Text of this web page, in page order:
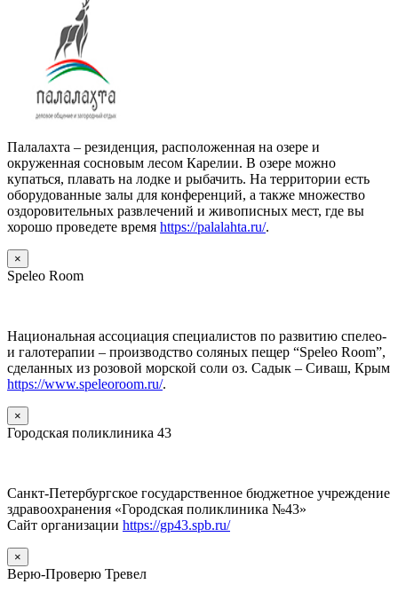
Палалахта – резиденция, расположенная на озере и
окруженная сосновым лесом Карелии. В озере можно
купаться, плавать на лодке и рыбачить. На территории есть
оборудованные залы для конференций, а также множество
оздоровительных развлечений и живописных мест, где вы
хорошо проведете время https://palalahta.ru/.
×
Speleo Room
Национальная ассоциация специалистов по развитию спелео-
и галотерапии – производство соляных пещер “Speleo Room”,
сделанных из розовой морской соли оз. Садык – Сиваш, Крым
https://www.speleoroom.ru/.
×
Городская поликлиника 43
Санкт-Петербургское государственное бюджетное учреждение
здравоохранения «Городская поликлиника №43»
Сайт организации https://gp43.spb.ru/
×
Верю-Проверю Тревел